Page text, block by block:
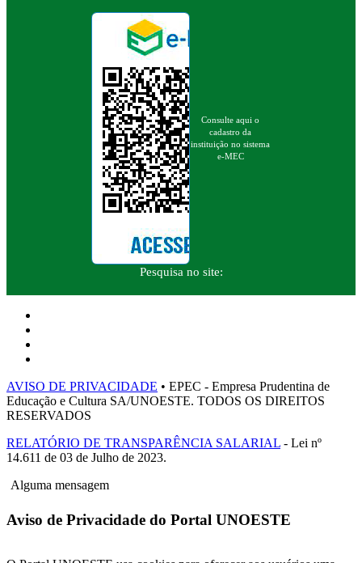
Consulte aqui o
cadastro da
instituição no sistema
e-MEC
Pesquisa no site:
AVISO DE PRIVACIDADE • EPEC - Empresa Prudentina de
Educação e Cultura SA/UNOESTE. TODOS OS DIREITOS
RESERVADOS
RELATÓRIO DE TRANSPARÊNCIA SALARIAL - Lei nº
14.611 de 03 de Julho de 2023.
Alguma mensagem
Aviso de Privacidade do Portal UNOESTE